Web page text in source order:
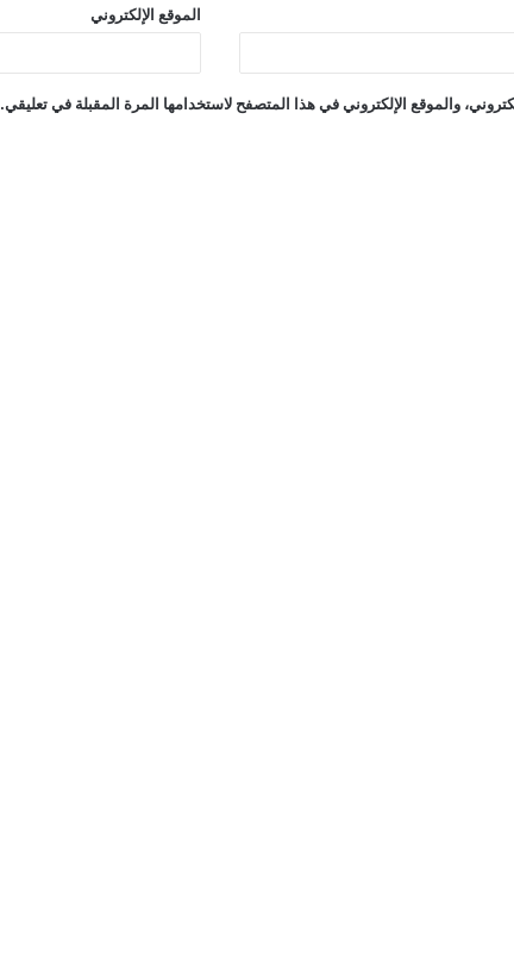
الموقع الإلكتروني
والموقع الإلكتروني في هذا المتصفح لاستخدامها المرة المقبلة في تعليقي.